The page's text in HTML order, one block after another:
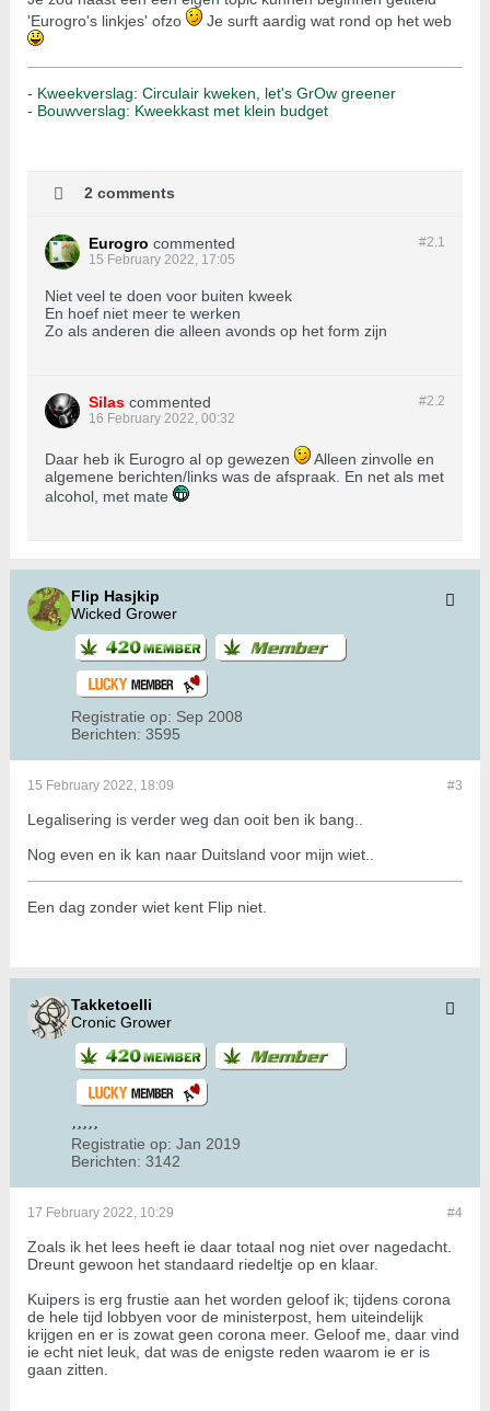
'Eurogro's linkjes' ofzo
Je surft aardig wat rond op het web
- Kweekverslag: Circulair kweken, let's GrOw greener
- Bouwverslag: Kweekkast met klein budget
2 comments
#2.1
Eurogro commented
15 February 2022, 17:05
Niet veel te doen voor buiten kweek
En hoef niet meer te werken
Zo als anderen die alleen avonds op het form zijn
#2.2
Silas commented
16 February 2022, 00:32
Daar heb ik Eurogro al op gewezen
Alleen zinvolle en
algemene berichten/links was de afspraak. En net als met
alcohol, met mate
Flip Hasjkip
Wicked Grower
Registratie op: Sep 2008
Berichten: 3595
#3
15 February 2022, 18:09
Legalisering is verder weg dan ooit ben ik bang..
Nog even en ik kan naar Duitsland voor mijn wiet..
Een dag zonder wiet kent Flip niet.
Takketoelli
Cronic Grower
Registratie op: Jan 2019
Berichten: 3142
#4
17 February 2022, 10:29
Zoals ik het lees heeft ie daar totaal nog niet over nagedacht.
Dreunt gewoon het standaard riedeltje op en klaar.
Kuipers is erg frustie aan het worden geloof ik; tijdens corona
de hele tijd lobbyen voor de ministerpost, hem uiteindelijk
krijgen en er is zowat geen corona meer. Geloof me, daar vind
ie echt niet leuk, dat was de enigste reden waarom ie er is
gaan zitten.